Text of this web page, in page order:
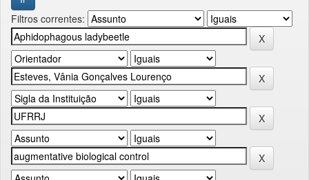
Filtros correntes: